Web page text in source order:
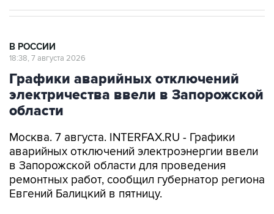
Графики аварийных отключений
электричества ввели в Запорожской
области
Москва. 7 августа. INTERFAX.RU - Графики
в Запорожской области для проведения
ремонтных работ, сообщил губернатор региона
Евгений Балицкий в пятницу.
"Для проведения ремонтных работ, а также